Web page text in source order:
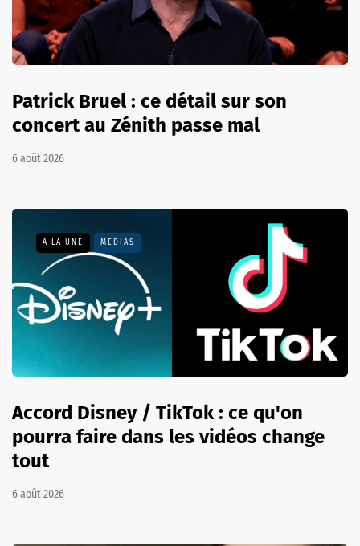
Patrick Bruel : ce détail sur son
concert au Zénith passe mal
6 août 2026
A LA UNE MÉDIAS
Accord Disney / TikTok : ce qu'on
pourra faire dans les vidéos change
tout
6 août 2026